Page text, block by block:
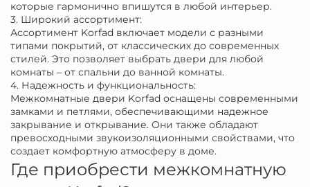
которые гармонично впишутся в любой интерьер.
3. Широкий ассортимент:
Ассортимент Korfad включает модели с разными
типами покрытий, от классических до современных
стилей. Это позволяет выбрать двери для любой
комнаты – от спальни до ванной комнаты.
4. Надежность и функциональность:
Межкомнатные двери Korfad оснащены современными
замками и петлями, обеспечивающими надежное
закрывание и открывание. Они также обладают
превосходными звукоизоляционными свойствами, что
создает комфортную атмосферу в доме.
Где приобрести межкомнатную